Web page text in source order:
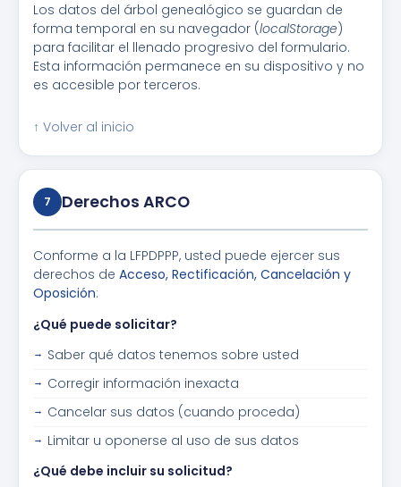
Los datos del árbol genealógico se guardan de
forma temporal en su navegador (localStorage)
para facilitar el llenado progresivo del formulario.
Esta información permanece en su dispositivo y no
es accesible por terceros.
↑ Volver al inicio
7 Derechos ARCO
Conforme a la LFPDPPP, usted puede ejercer sus
derechos de Acceso, Rectificación, Cancelación y
Oposición:
¿Qué puede solicitar?
Saber qué datos tenemos sobre usted
Corregir información inexacta
Cancelar sus datos (cuando proceda)
Limitar u oponerse al uso de sus datos
¿Qué debe incluir su solicitud?